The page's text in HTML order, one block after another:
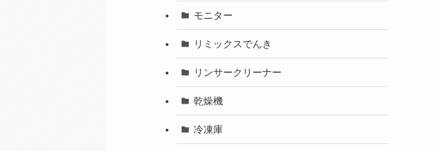
モニター
リミックスでんき
リンサークリーナー
乾燥機
冷凍庫